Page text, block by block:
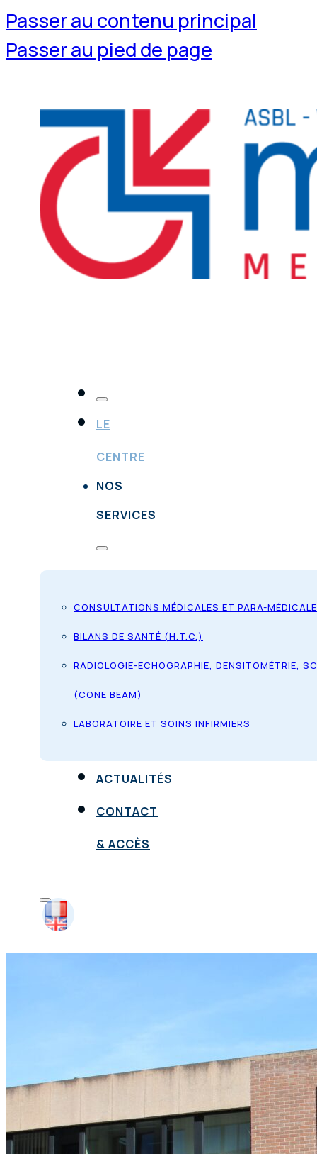
Passer au contenu principal
Passer au pied de page
LE
CENTRE
NOS
SERVICES
CONSULTATIONS MÉDICALES ET PARA-
BILANS DE SANTÉ (H.T.C.)
RADIOLOGIE-ECHOGRAPHIE, DENSITOMÉTRIE,
(CONE BEAM)
LABORATOIRE ET SOINS INFIRMIERS
ACTUALITÉS
CONTACT
& ACCÈS